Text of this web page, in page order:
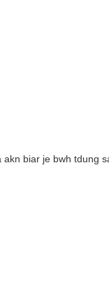
biar je bwh tdung